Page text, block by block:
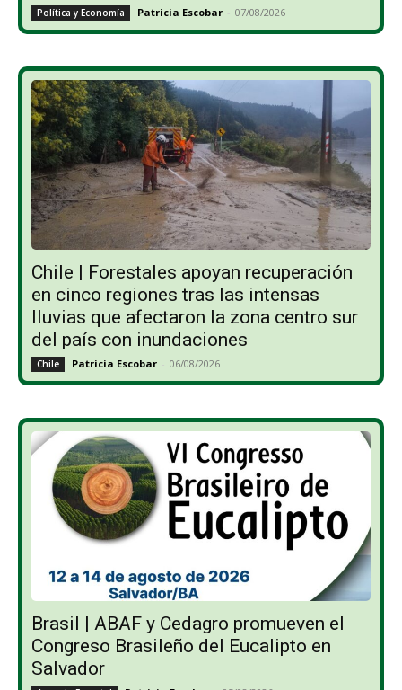
Política y Economía Patricia Escobar - 07/08/2026
Chile | Forestales apoyan recuperación
en cinco regiones tras las intensas
lluvias que afectaron la zona centro sur
del país con inundaciones
Chile Patricia Escobar - 06/08/2026
Brasil | ABAF y Cedagro promueven el
Congreso Brasileño del Eucalipto en
Salvador